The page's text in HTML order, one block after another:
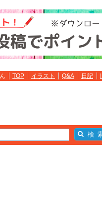
TOP イラスト Q&A 日記